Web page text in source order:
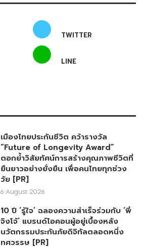
TWITTER
LINE
เมืองไทยประกันชีวิต คว้ารางวัล
“Future of Longevity Award”
ตอกย้ำวิสัยทัศน์การสร้างคุณภาพชีวิตที่
ยืนยาวอย่างยั่งยืน เพื่อคนไทยทุกช่วง
วัย [PR]
6 August 2026
10 ปี ‘รู้ใจ’ ฉลองความสำเร็จร่วมกับ ‘พี่
จิงโจ้’ แบรนด์ไอคอนผู้อยู่เบื้องหลัง
นวัตกรรมประกันภัยดิจิทัลตลอดหนึ่ง
ทศวรรษ [PR]